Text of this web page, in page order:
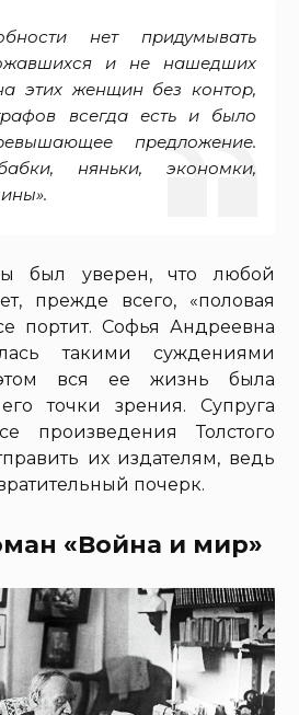
нет придумывать
и не нашедших
этих женщин без контор,
всегда есть и было
предложение.
няньки, экономки,
был уверен, что любой
прежде всего, «половая
портит. Софья Андреевна
такими суждениями
вся ее жизнь была
точки зрения. Супруга
произведения Толстого
их издателям, ведь
почерк.
«Война и мир»